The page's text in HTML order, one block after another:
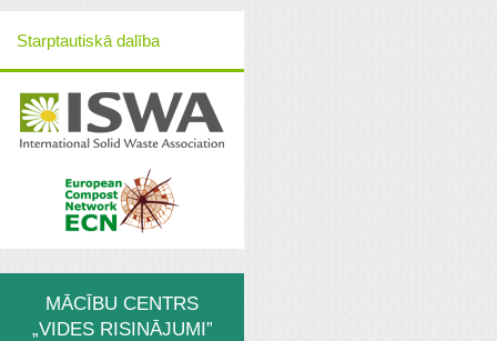
Starptautiskā dalība
MĀCĪBU CENTRS
„VIDES RISINĀJUMI”